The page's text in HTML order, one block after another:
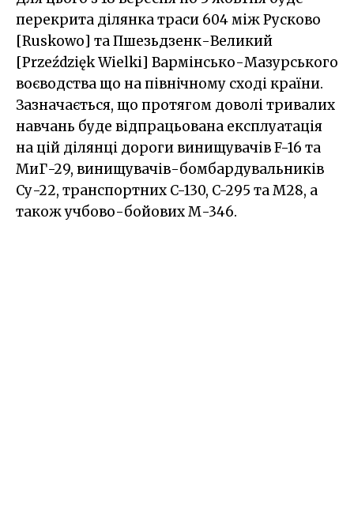
перекрита ділянка траси 604 між Русково
[Ruskowo] та Пшезьдзенк-Великий
[Przeździęk Wielki] Вармінсько-Мазурського
воєводства що на північному сході країни.
Зазначається, що протягом доволі тривалих
навчань буде відпрацьована експлуатація
на цій ділянці дороги винищувачів F-16 та
МиГ-29, винищувачів-бомбардувальників
Су-22, транспортних C-130, C-295 та M28, а
також учбово-бойових М-346.